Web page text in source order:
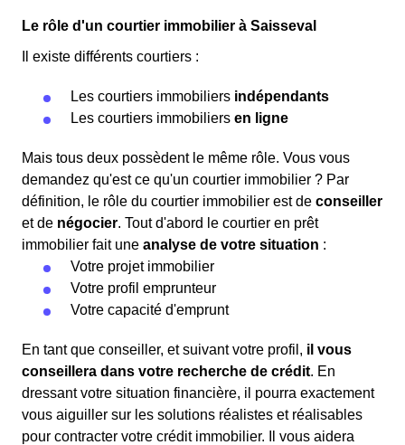
Le rôle d'un courtier immobilier à Saisseval
Il existe différents courtiers :
Les courtiers immobiliers indépendants
Les courtiers immobiliers en ligne
Mais tous deux possèdent le même rôle. Vous vous
demandez qu'est ce qu'un courtier immobilier ? Par
définition, le rôle du courtier immobilier est de conseiller
et de négocier. Tout d'abord le courtier en prêt
immobilier fait une analyse de votre situation :
Votre projet immobilier
Votre profil emprunteur
Votre capacité d'emprunt
En tant que conseiller, et suivant votre profil, il vous
conseillera dans votre recherche de crédit. En
dressant votre situation financière, il pourra exactement
vous aiguiller sur les solutions réalistes et réalisables
pour contracter votre crédit immobilier. Il vous aidera